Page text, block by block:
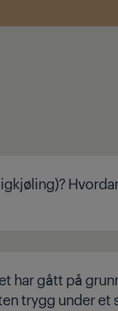
har gått på
trygg under et